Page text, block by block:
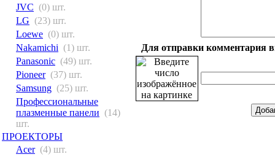
JVC (0) шт.
LG (23) шт.
Loewe (0) шт.
Nakamichi (1) шт.
Panasonic (49) шт.
Pioneer (37) шт.
Samsung (25) шт.
Профессиональные
плазменные панели (14)
шт.
ПРОЕКТОРЫ
Acer (4) шт.
Для отправки комментария